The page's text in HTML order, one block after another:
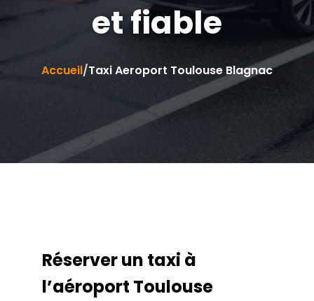
et fiable
Accueil/Taxi Aeroport Toulouse Blagnac
Réserver un taxi à
l’aéroport Toulouse